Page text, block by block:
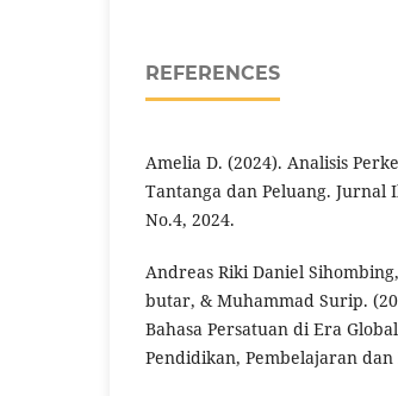
REFERENCES
Amelia D. (2024). Analisis
Tantanga dan Peluang. Jurnal
No.4, 2024.
Andreas Riki Daniel
butar, & Muhammad Surip.
Bahasa Persatuan di Era
Pendidikan, Pembelajaran dan